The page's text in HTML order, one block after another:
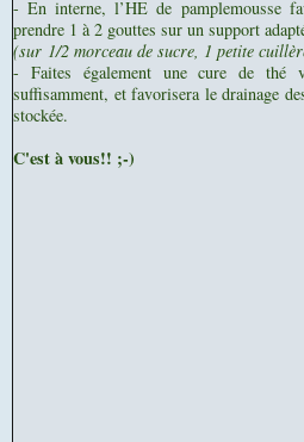
- En interne, l’HE de pamplemousse
prendre 1 à 2 gouttes sur un support
(sur 1/2 morceau de sucre, 1 petite
- Faites également une cure de
suffisamment, et favorisera le drainage
stockée.
C'est à vous!! ;-)